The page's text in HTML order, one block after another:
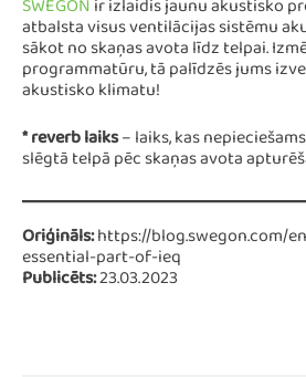
SWEGONir izlaidis jaunu akustisko
atbalsta visus ventilācijas sistēmu
sākot no skaņas avota līdz telpai.
programmatūru, tā palīdzēs jums
akustisko klimatu!
* reverb laiks– laiks, kas
slēgtā telpā pēc skaņas avota
Oriģināls:https://blog.swegon.com/
essential-part-of-ieq
Publicēts:23.03.2023